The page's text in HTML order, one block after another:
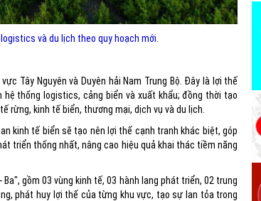
và du lịch theo quy hoạch mới.
Tây Nguyên và Duyên hải Nam Trung Bộ. Đây là lợi thế
thống logistics, cảng biển và xuất khẩu; đồng thời tạo
rừng, kinh tế biển, thương mại, dịch vụ và du lịch.
kinh tế biển sẽ tạo nên lợi thế cạnh tranh khác biệt, góp
triển thống nhất, nâng cao hiệu quả khai thác tiềm năng
gồm 03 vùng kinh tế, 03 hành lang phát triển, 02 trung
phát huy lợi thế của từng khu vực, tạo sự lan tỏa trong